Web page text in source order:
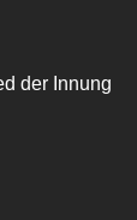
der Innung